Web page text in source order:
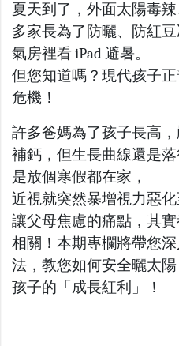
夏天到了，外面太陽毒
多家長為了防曬、防紅
氣房裡看 iPad 避暑。
但您知道嗎？現代孩子
危機！
許多爸媽為了孩子長高
補鈣，但生長曲線還是
是放個寒假都在家，
近視就突然暴增視力惡
讓父母焦慮的痛點，其
相關！本期專欄將帶您
法，教您如何安全曬太
孩子的「成長紅利」！